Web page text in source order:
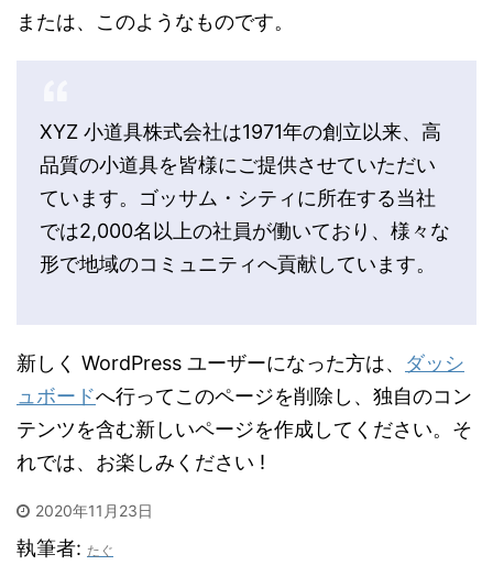
または、このようなものです。
XYZ 小道具株式会社は1971年の創立以来、高
品質の小道具を皆様にご提供させていただい
ています。ゴッサム・シティに所在する当社
では2,000名以上の社員が働いており、様々な
形で地域のコミュニティへ貢献しています。
新しく WordPress ユーザーになった方は、 ダッシ
ュボードへ行ってこのページを削除し、独自のコン
テンツを含む新しいページを作成してください。そ
れでは、お楽しみください !
2020年11月23日
執筆者: たぐ